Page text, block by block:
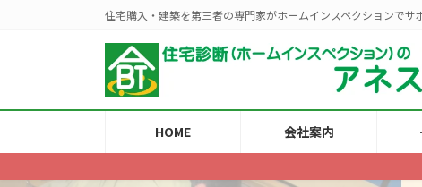
ス
ッ
ン
移
住宅購入・建築を第三者の専門家がホームインスペクションでサ
HOME 会社案内